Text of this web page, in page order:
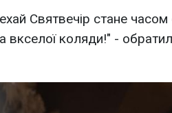
Святвечір стане
вкселої коляди!" -